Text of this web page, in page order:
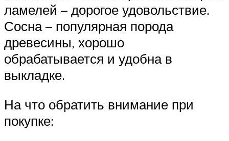
ламелей – дорогое удовольствие.
Сосна – популярная порода
древесины, хорошо
обрабатывается и удобна в
выкладке.
На что обратить внимание при
покупке: